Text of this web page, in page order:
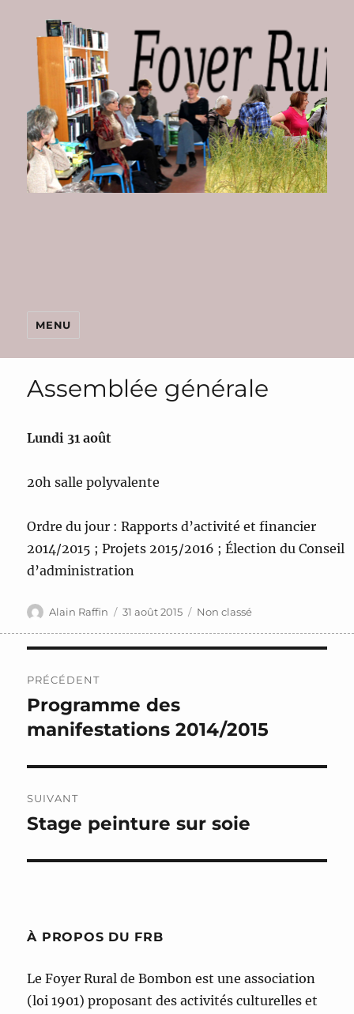
Foyer
Rural
de
MENU
Assemblée générale
Lundi 31 août
20h salle polyvalente
Ordre du jour : Rapports d’activité et financier
2014/2015 ; Projets 2015/2016 ; Élection du Conseil
d’administration
Auteur
Alain Raffin
Publié
31 août 2015 Catégories
Non classé
de
l’article
PRÉCÉDENT
Publication
précédente :
Programme des
manifestations 2014/2015
SUIVANT
Publication
Stage peinture sur soie
À PROPOS DU FRB
Le Foyer Rural de Bombon est une association
(loi 1901) proposant des activités culturelles et